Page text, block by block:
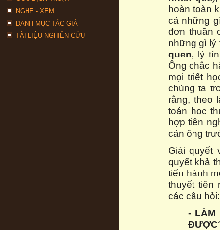
NGHE - XEM
DANH MỤC TÁC GIẢ
TÀI LIỆU NGHIÊN CỨU
hoàn toàn
cả những
đơn thuần
những gì lý
quen, lý
Ông chắc
mọi triết
chúng ta
rằng, theo
toán học
hợp tiên
cản ông
Giải quyết
quyết khả
tiến hành
thuyết tiên
các câu hỏi:
- LÀM
ĐƯỢC